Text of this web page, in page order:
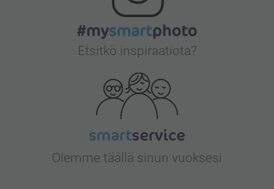
Etsitkö inspiraatiota?
Olemme täällä sinun vuoksesi